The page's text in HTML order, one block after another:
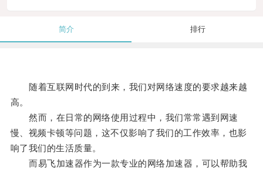
简介 排行
随着互联网时代的到来，我们对网络速度的要求越来越
高。
然而，在日常的网络使用过程中，我们常常遇到网速
慢、视频卡顿等问题，这不仅影响了我们的工作效率，也影
响了我们的生活质量。
而易飞加速器作为一款专业的网络加速器，可以帮助我